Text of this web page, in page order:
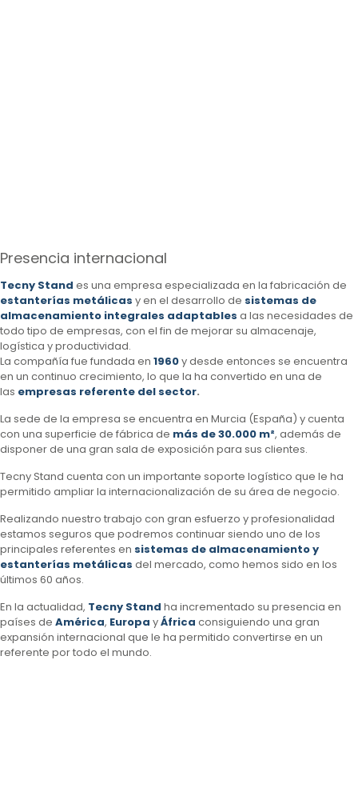
Presencia internacional
Tecny Stand es una empresa especializada en la fabricación de
estanterías metálicas y en el desarrollo de sistemas de
almacenamiento integrales adaptables a las necesidades de
todo tipo de empresas, con el fin de mejorar su almacenaje,
logística y productividad.
La compañía fue fundada en 1960y desde entonces se encuentra
en un continuo crecimiento, lo que la ha convertido en una de
las empresas referente del sector.
La sede de la empresa se encuentra en Murcia (España) y cuenta
con una superficie de fábrica de más de 30.000 m², además de
disponer de una gran sala de exposición para sus clientes.
Tecny Stand cuenta con un importante soporte logístico que le ha
permitido ampliar la internacionalización de su área de negocio.
Realizando nuestro trabajo con gran esfuerzo y profesionalidad
estamos seguros que podremos continuar siendo uno de los
principales referentes en sistemas de almacenamiento y
estanterías metálicas del mercado, como hemos sido en los
últimos 60 años.
En la actualidad, Tecny Stand ha incrementado su presencia en
países de América, Europa yÁfrica consiguiendo una gran
expansión internacional que le ha permitido convertirse en un
referente por todo el mundo.